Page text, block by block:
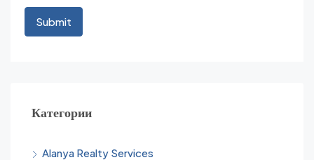
Категории
Alanya Realty Services